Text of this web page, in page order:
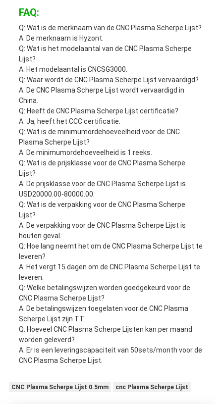
FAQ:
Q: Wat is de merknaam van de CNC Plasma Scherpe Lijst?
A: De merknaam is Hyzont.
Q: Wat is het modelaantal van de CNC Plasma Scherpe
Lijst?
A: Het modelaantal is CNCSG3000.
Q: Waar wordt de CNC Plasma Scherpe Lijst vervaardigd?
A: De CNC Plasma Scherpe Lijst wordt vervaardigd in
China.
Q: Heeft de CNC Plasma Scherpe Lijst certificatie?
A: Ja, heeft het CCC certificatie.
Q: Wat is de minimumordehoeveelheid voor de CNC
Plasma Scherpe Lijst?
A: De minimumordehoeveelheid is 1 reeks.
Q: Wat is de prijsklasse voor de CNC Plasma Scherpe
Lijst?
A: De prijsklasse voor de CNC Plasma Scherpe Lijst is
USD20000.00-80000.00.
Q: Wat is de verpakking voor de CNC Plasma Scherpe
Lijst?
A: De verpakking voor de CNC Plasma Scherpe Lijst is
houten geval.
Q: Hoe lang neemt het om de CNC Plasma Scherpe Lijst te
leveren?
A: Het vergt 15 dagen om de CNC Plasma Scherpe Lijst te
leveren.
Q: Welke betalingswijzen worden goedgekeurd voor de
CNC Plasma Scherpe Lijst?
A: De betalingswijzen toegelaten voor de CNC Plasma
Scherpe Lijst zijn TT.
Q: Hoeveel CNC Plasma Scherpe Lijsten kan per maand
worden geleverd?
A: Er is een leveringscapaciteit van 50sets/month voor de
CNC Plasma Scherpe Lijst.
CNC Plasma Scherpe Lijst 0.5mm cnc Plasma Scherpe Lijst